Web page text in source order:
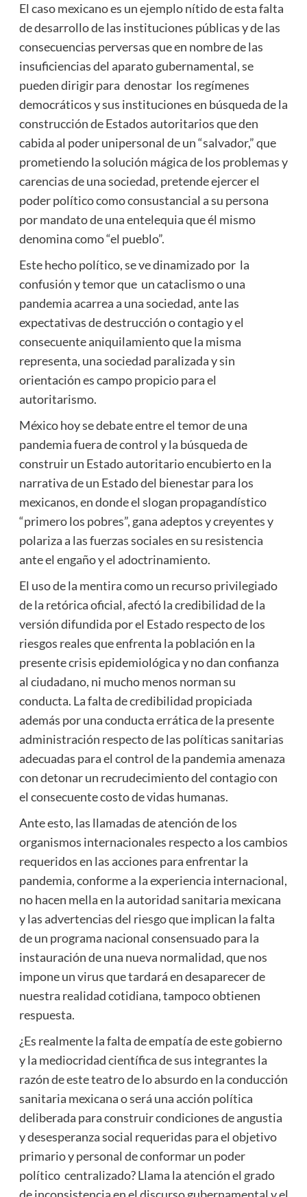
El caso mexicano es un ejemplo nítido de esta falta
de desarrollo de las instituciones públicas y de las
consecuencias perversas que en nombre de las
insuficiencias del aparato gubernamental, se
pueden dirigir para denostar los regímenes
democráticos y sus instituciones en búsqueda de la
construcción de Estados autoritarios que den
cabida al poder unipersonal de un “salvador,” que
prometiendo la solución mágica de los problemas y
carencias de una sociedad, pretende ejercer el
poder político como consustancial a su persona
por mandato de una entelequia que él mismo
denomina como “el pueblo”.
Este hecho político, se ve dinamizado por la
confusión y temor que un cataclismo o una
pandemia acarrea a una sociedad, ante las
expectativas de destrucción o contagio y el
consecuente aniquilamiento que la misma
representa, una sociedad paralizada y sin
orientación es campo propicio para el
autoritarismo.
México hoy se debate entre el temor de una
pandemia fuera de control y la búsqueda de
construir un Estado autoritario encubierto en la
narrativa de un Estado del bienestar para los
mexicanos, en donde el slogan propagandístico
“primero los pobres”, gana adeptos y creyentes y
polariza a las fuerzas sociales en su resistencia
ante el engaño y el adoctrinamiento.
El uso de la mentira como un recurso privilegiado
de la retórica oficial, afectó la credibilidad de la
versión difundida por el Estado respecto de los
riesgos reales que enfrenta la población en la
presente crisis epidemiológica y no dan confianza
al ciudadano, ni mucho menos norman su
conducta. La falta de credibilidad propiciada
además por una conducta errática de la presente
administración respecto de las políticas sanitarias
adecuadas para el control de la pandemia amenaza
con detonar un recrudecimiento del contagio con
el consecuente costo de vidas humanas.
Ante esto, las llamadas de atención de los
organismos internacionales respecto a los cambios
requeridos en las acciones para enfrentar la
pandemia, conforme a la experiencia internacional,
no hacen mella en la autoridad sanitaria mexicana
y las advertencias del riesgo que implican la falta
de un programa nacional consensuado para la
instauración de una nueva normalidad, que nos
impone un virus que tardará en desaparecer de
nuestra realidad cotidiana, tampoco obtienen
respuesta.
¿Es realmente la falta de empatía de este gobierno
y la mediocridad científica de sus integrantes la
razón de este teatro de lo absurdo en la conducción
sanitaria mexicana o será una acción política
deliberada para construir condiciones de angustia
y desesperanza social requeridas para el objetivo
primario y personal de conformar un poder
político centralizado? Llama la atención el grado